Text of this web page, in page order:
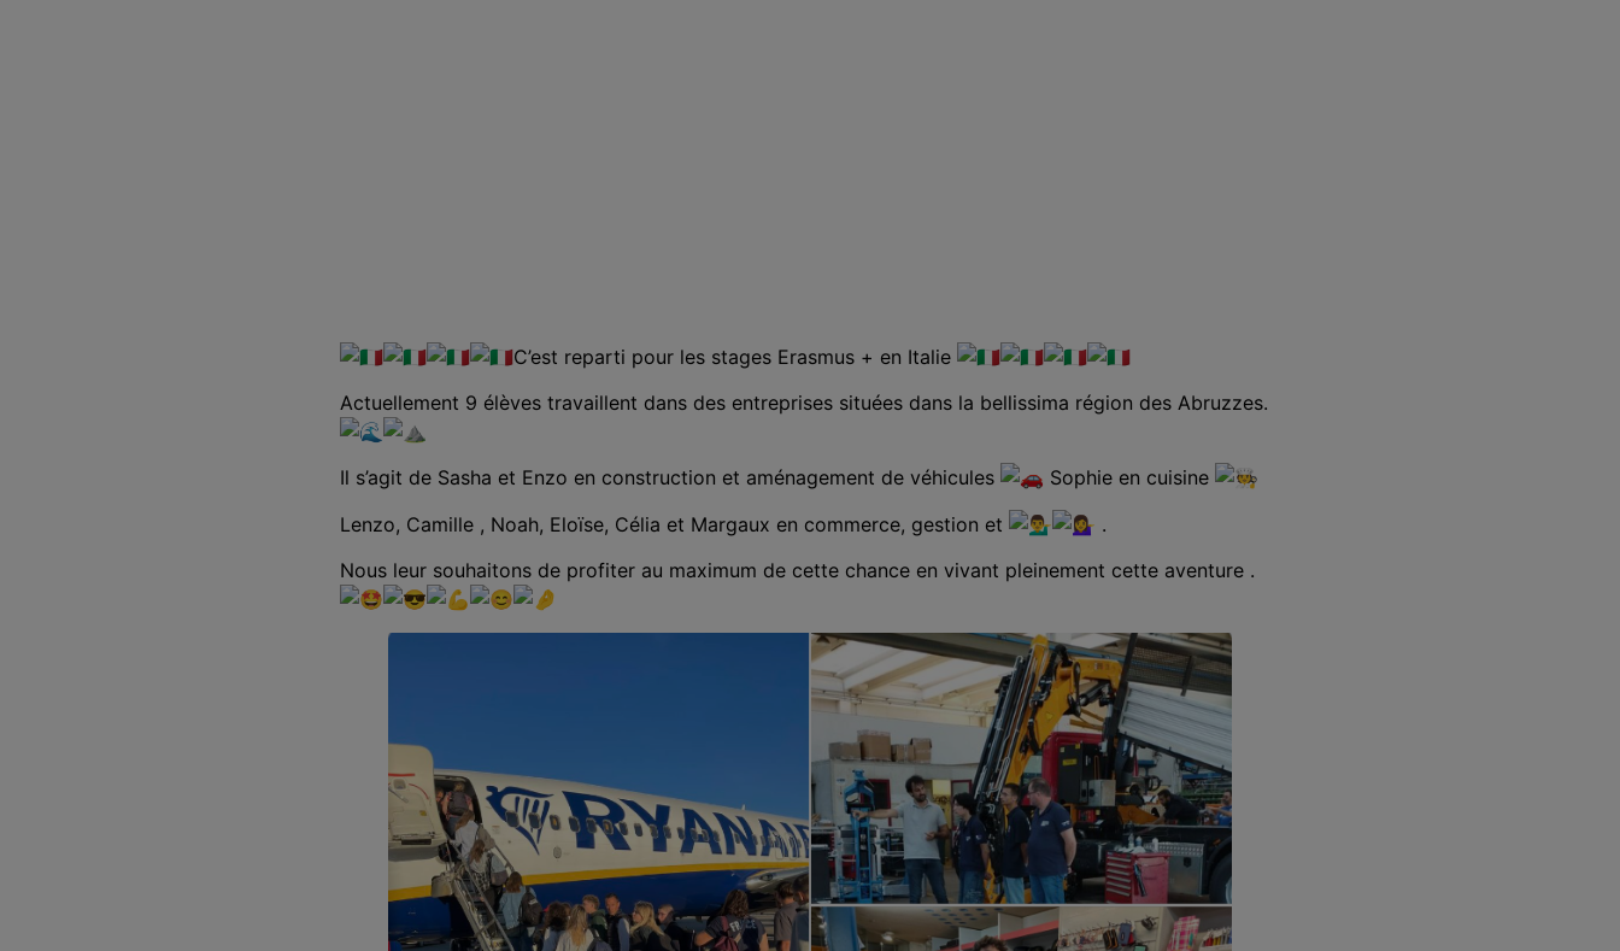
C’est reparti pour les stages Erasmus + en Italie
Actuellement 9 élèves travaillent dans des entreprises situées dans la bellissima région des Abruzzes.
Il s’agit de Sasha et Enzo en construction et aménagement de véhicules
Sophie en cuisine
Lenzo, Camille , Noah, Eloïse, Célia et Margaux en commerce, gestion et
.
Nous leur souhaitons de profiter au maximum de cette chance en vivant pleinement cette aventure .